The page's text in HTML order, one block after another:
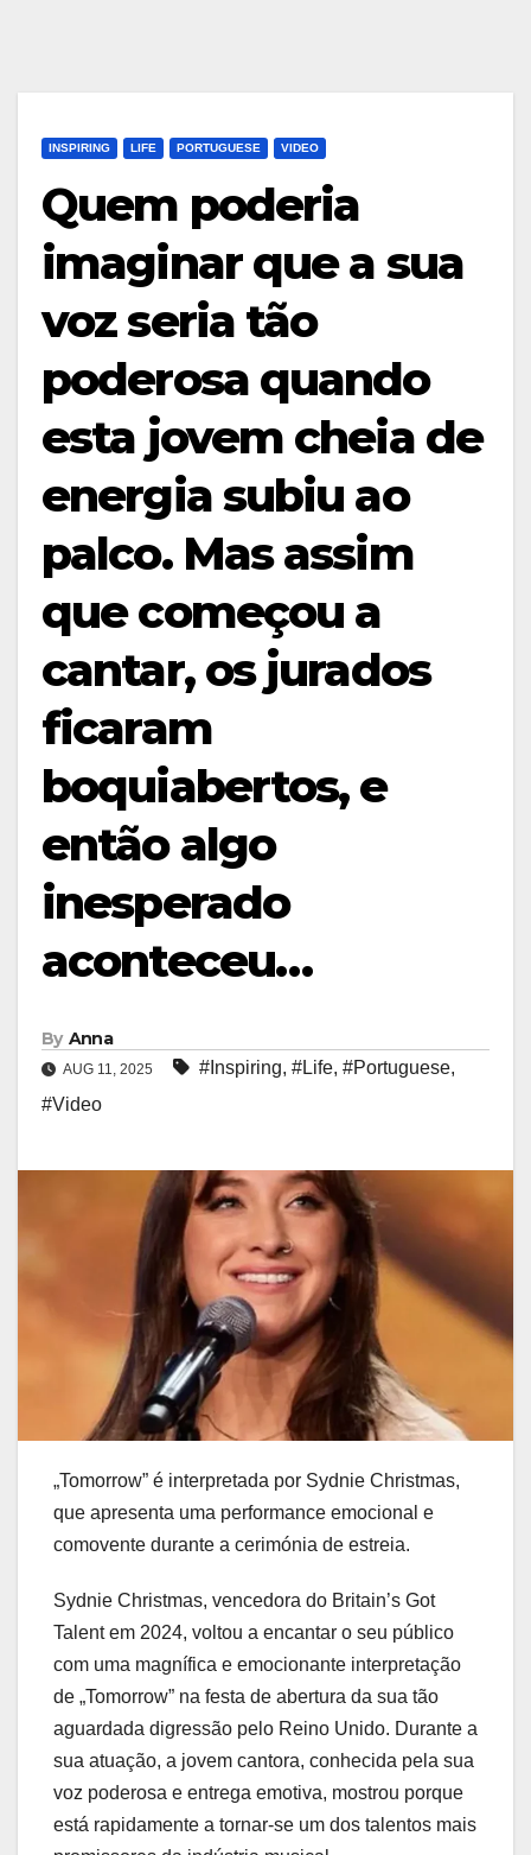
INSPIRING LIFE PORTUGUESE VIDEO
Quem poderia
imaginar que a sua
voz seria tão
poderosa quando
esta jovem cheia de
energia subiu ao
palco. Mas assim
que começou a
cantar, os jurados
ficaram
boquiabertos, e
então algo
inesperado
aconteceu…
By Anna
AUG 11, 2025 #Inspiring, #Life, #Portuguese,
#Video
„Tomorrow” é interpretada por Sydnie Christmas,
que apresenta uma performance emocional e
comovente durante a cerimónia de estreia.
Sydnie Christmas, vencedora do Britain’s Got
Talent em 2024, voltou a encantar o seu público
com uma magnífica e emocionante interpretação
de „Tomorrow” na festa de abertura da sua tão
aguardada digressão pelo Reino Unido. Durante a
sua atuação, a jovem cantora, conhecida pela sua
voz poderosa e entrega emotiva, mostrou porque
está rapidamente a tornar-se um dos talentos mais